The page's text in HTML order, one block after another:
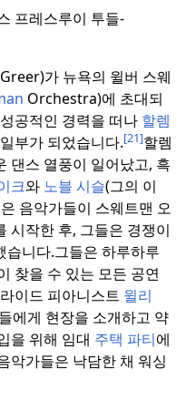
프레스루이 투들-
가 뉴욕의 윌버 스웨
Orchestra)에 초대되
공적인 경력을 떠나 할렘
부가 되었습니다.[21]할렘
댄스 열풍이 일어났고, 흑
크와 노블 시슬(그의 이
음악가들이 스웨트맨 오
시작한 후, 그들은 경쟁이
습니다.그들은 하루하루
찾을 수 있는 모든 공연
이드 피아니스트 윌리
에게 현장을 소개하고 약
을 위해 임대 주택 파티에
악가들은 낙담한 채 워싱